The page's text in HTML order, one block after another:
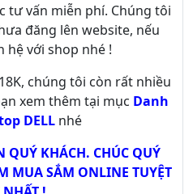
tư vấn miễn phí. Chúng tôi
đăng lên website, nếu
hệ với shop nhé !
chúng tôi còn rất nhiều
xem thêm tại mục Danh
DELL nhé
QUÝ KHÁCH. CHÚC QUÝ
MUA SẮM ONLINE TUYỆT